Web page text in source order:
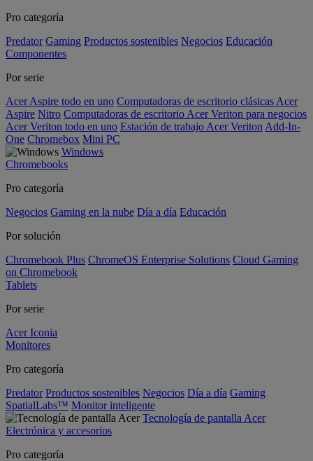
Pro categoría
Predator Gaming Productos sostenibles Negocios Educación
Componentes
Por serie
Acer Aspire todo en uno Computadoras de escritorio clásicas Acer
Aspire Nitro Computadoras de escritorio Acer Veriton para negocios
Acer Veriton todo en uno Estación de trabajo Acer Veriton Add-In-
One Chromebox Mini PC
Windows
Chromebooks
Pro categoría
Negocios Gaming en la nube Día a día Educación
Por solución
Chromebook Plus ChromeOS Enterprise Solutions Cloud Gaming
on Chromebook
Tablets
Por serie
Acer Iconia
Monitores
Pro categoría
Predator Productos sostenibles Negocios Día a día Gaming
SpatialLabs™ Monitor inteligente
Tecnología de pantalla Acer
Electrónica y accesorios
Pro categoría